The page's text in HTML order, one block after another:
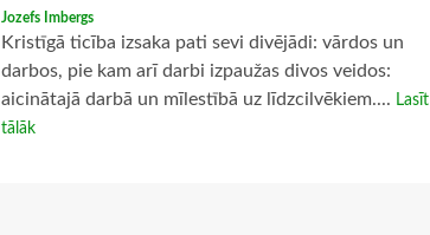
Jozefs Imbergs
Kristīgā ticība izsaka pati sevi divējādi: vārdos un
darbos, pie kam arī darbi izpaužas divos veidos:
aicinātajā darbā un mīlestībā uz līdzcilvēkiem.... Lasīt
tālāk